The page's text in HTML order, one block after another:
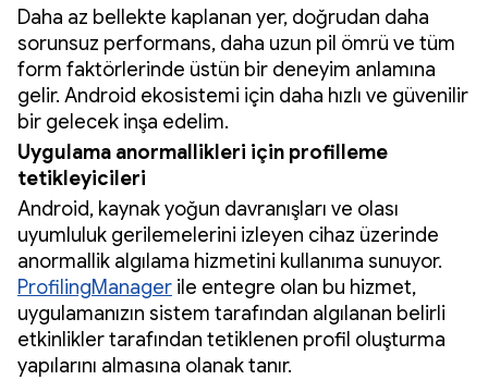
Daha az bellekte kaplanan yer, doğrudan daha
sorunsuz performans, daha uzun pil ömrü ve tüm
form faktörlerinde üstün bir deneyim anlamına
gelir. Android ekosistemi için daha hızlı ve güvenilir
bir gelecek inşa edelim.
Uygulama anormallikleri için profilleme
tetikleyicileri
Android, kaynak yoğun davranışları ve olası
uyumluluk gerilemelerini izleyen cihaz üzerinde
anormallik algılama hizmetini kullanıma sunuyor.
ProfilingManager ile entegre olan bu hizmet,
uygulamanızın sistem tarafından algılanan belirli
etkinlikler tarafından tetiklenen profil oluşturma
yapılarını almasına olanak tanır.